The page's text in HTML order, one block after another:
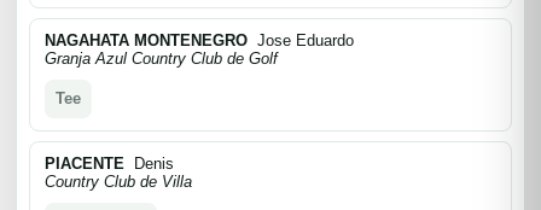
NAGAHATA MONTENEGRO Jose Eduardo
Granja Azul Country Club de Golf
Tee
PIACENTE Denis
Country Club de Villa